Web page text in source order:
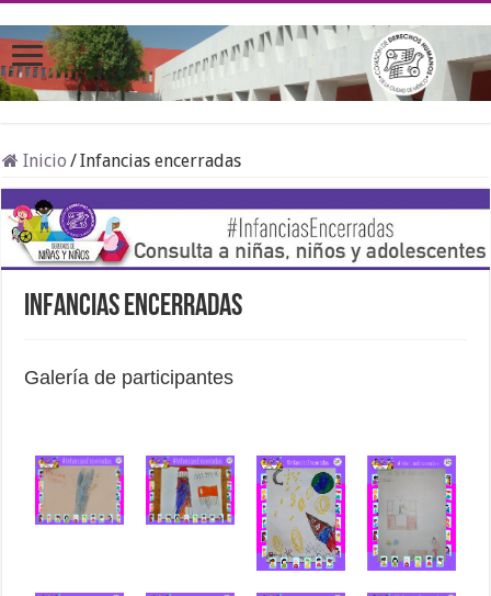
Inicio /Infancias encerradas
Infancias encerradas
Galería de participantes